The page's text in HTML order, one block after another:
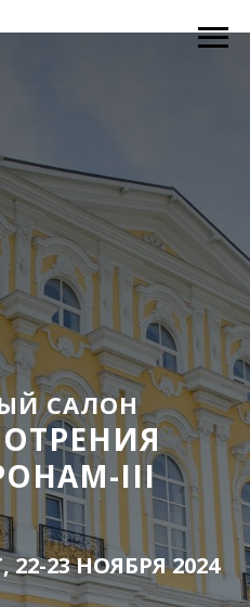
САЛОН
III
23 НОЯБРЯ 2024